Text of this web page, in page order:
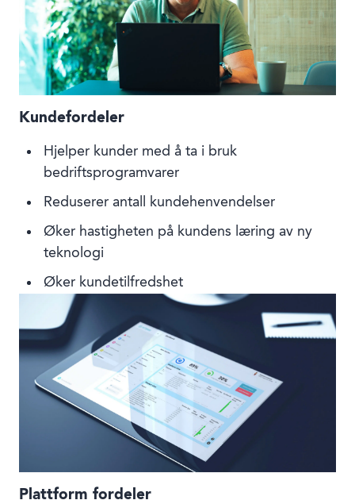
Kundefordeler
Hjelper kunder med å ta i bruk
bedriftsprogramvarer
Reduserer antall kundehenvendelser
Øker hastigheten på kundens læring av ny
teknologi
Øker kundetilfredshet
Plattform fordeler